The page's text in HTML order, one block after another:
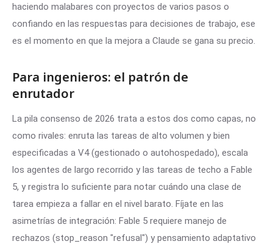
haciendo malabares con proyectos de varios pasos o
confiando en las respuestas para decisiones de trabajo, ese
es el momento en que la mejora a Claude se gana su precio.
Para ingenieros: el patrón de
enrutador
La pila consenso de 2026 trata a estos dos como capas, no
como rivales: enruta las tareas de alto volumen y bien
especificadas a V4 (gestionado o autohospedado), escala
los agentes de largo recorrido y las tareas de techo a Fable
5, y registra lo suficiente para notar cuándo una clase de
tarea empieza a fallar en el nivel barato. Fíjate en las
asimetrías de integración: Fable 5 requiere manejo de
rechazos (stop_reason "refusal") y pensamiento adaptativo